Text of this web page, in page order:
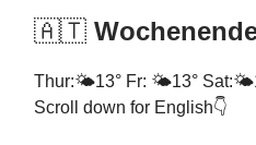
🇦🇹
Thur:🌤️13° Fr: 🌤️13°
Scroll down for English👇